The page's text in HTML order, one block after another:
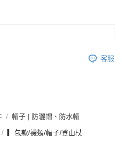
客服
帽子 | 防曬帽、防水帽
▎包款/襪類/帽子/登山杖